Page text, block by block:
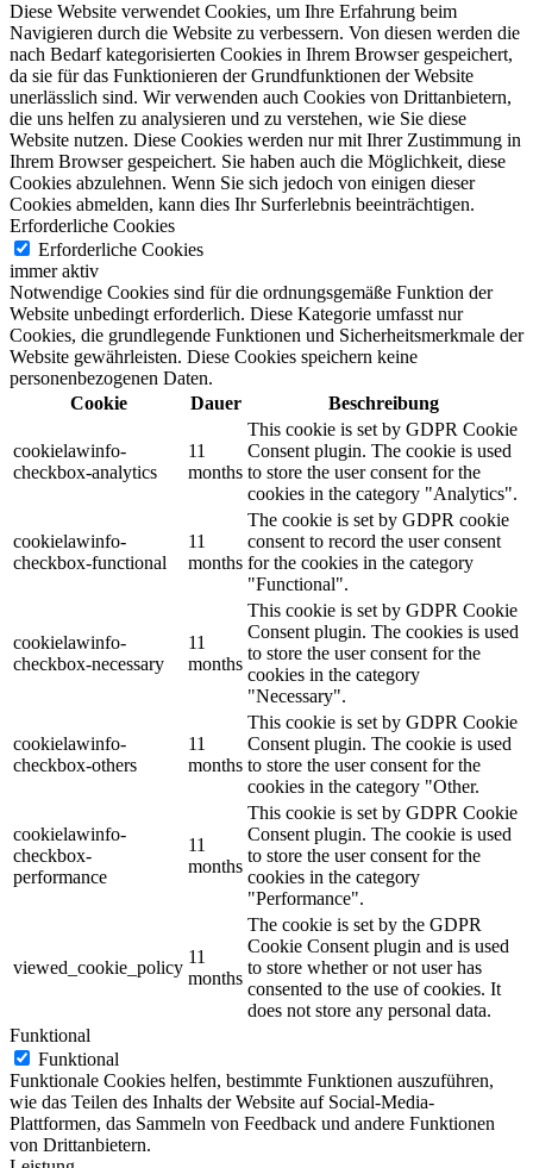
Diese Website verwendet Cookies, um Ihre Erfahrung beim
Navigieren durch die Website zu verbessern. Von diesen werden die
nach Bedarf kategorisierten Cookies in Ihrem Browser gespeichert,
da sie für das Funktionieren der Grundfunktionen der Website
unerlässlich sind. Wir verwenden auch Cookies von Drittanbietern,
die uns helfen zu analysieren und zu verstehen, wie Sie diese
Website nutzen. Diese Cookies werden nur mit Ihrer Zustimmung in
Ihrem Browser gespeichert. Sie haben auch die Möglichkeit, diese
Cookies abzulehnen. Wenn Sie sich jedoch von einigen dieser
Cookies abmelden, kann dies Ihr Surferlebnis beeinträchtigen.
Erforderliche Cookies
Erforderliche Cookies
immer aktiv
Notwendige Cookies sind für die ordnungsgemäße Funktion der
Website unbedingt erforderlich. Diese Kategorie umfasst nur
Cookies, die grundlegende Funktionen und Sicherheitsmerkmale der
Website gewährleisten. Diese Cookies speichern keine
personenbezogenen Daten.
Cookie
Dauer Beschreibung
cookielawinfo-
checkbox-analytics
11
months
This cookie is set by GDPR Cookie
Consent plugin. The cookie is used
to store the user consent for the
cookies in the category "Analytics".
cookielawinfo-
checkbox-functional
11
months
The cookie is set by GDPR cookie
consent to record the user consent
for the cookies in the category
"Functional".
cookielawinfo-
checkbox-necessary
11
months
This cookie is set by GDPR Cookie
Consent plugin. The cookies is used
to store the user consent for the
cookies in the category
"Necessary".
cookielawinfo-
checkbox-others
11
months
This cookie is set by GDPR Cookie
Consent plugin. The cookie is used
to store the user consent for the
cookies in the category "Other.
cookielawinfo-
checkbox-
performance
11
months
This cookie is set by GDPR Cookie
Consent plugin. The cookie is used
to store the user consent for the
cookies in the category
"Performance".
viewed_cookie_policy
11
months
The cookie is set by the GDPR
Cookie Consent plugin and is used
to store whether or not user has
consented to the use of cookies. It
does not store any personal data.
Funktional
Funktional
Funktionale Cookies helfen, bestimmte Funktionen auszuführen,
wie das Teilen des Inhalts der Website auf Social-Media-
Plattformen, das Sammeln von Feedback und andere Funktionen
von Drittanbietern.